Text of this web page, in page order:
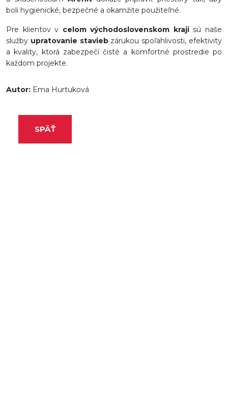
boli hygienické, bezpečné a okamžite použiteľné.
Pre klientov v celom východoslovenskom krajisú naše
služby upratovanie staviebzárukou spoľahlivosti, efektivity
a kvality, ktorá zabezpečí čisté a komfortné prostredie po
každom projekte.
Autor: Ema Hurtuková
SPÄŤ